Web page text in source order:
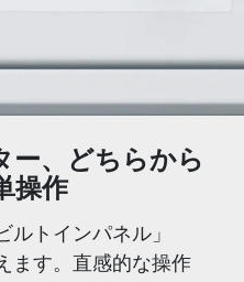
ー、どちらから
操作
トインパネル」
ます。直感的な操作